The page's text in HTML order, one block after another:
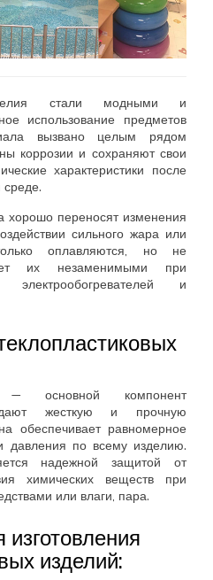
стали модными и
использование предметов
вызвано целым рядом
коррозии и сохраняют свои
характеристики после
среде.
хорошо переносят изменения
сильного жара или
оплавляются, но не
их незаменимыми при
и
— основной компонент
жесткую и прочную
обеспечивает равномерное
давления по всему изделию.
надежной защитой от
химических веществ при
или влаги, пара.
изделий: